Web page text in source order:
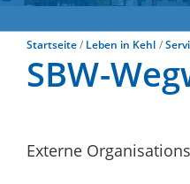
Startseite Leben in Kehl
SBW-
Externe